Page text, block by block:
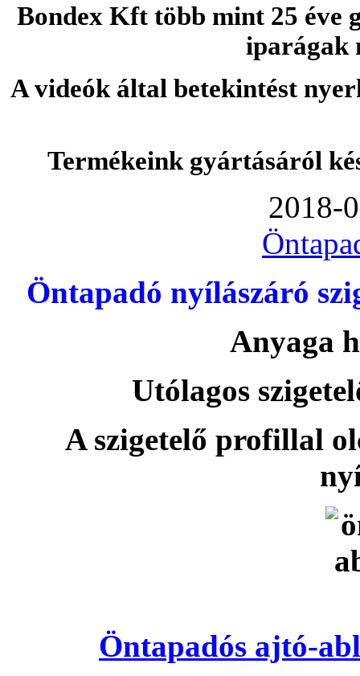
Bondex Kft több mint 25 éve
iparágak
A videók által betekintést
Termékeink gyártásáról
2018-
Öntapadó nyílászáró
Anyaga
Utólagos
A szigetelő profillal
Öntapadós ajtó-